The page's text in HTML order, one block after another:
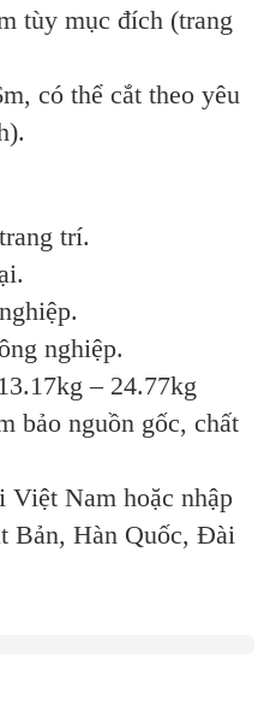
tùy mục đích (trang
có thể cắt theo yêu
trí.
nghiệp.
– 24.77kg
bảo nguồn gốc, chất
Việt Nam hoặc nhập
Bản, Hàn Quốc, Đài